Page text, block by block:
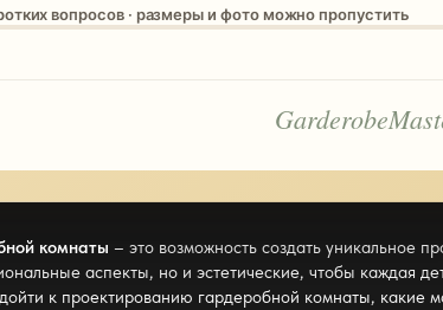
вопросов · размеры и фото можно пропустить
комнаты – это возможность создать уникальное
аспекты, но и эстетические, чтобы каждая
к проектированию гардеробной комнаты, какие